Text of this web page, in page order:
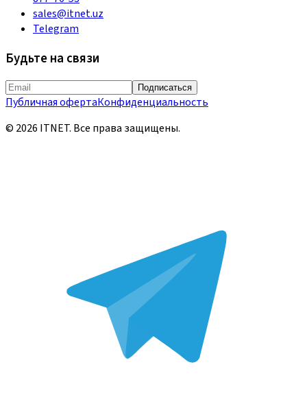
sales@itnet.uz
Telegram
Будьте на связи
Подписаться
Публичная офертаКонфиденциальность
© 2026 ITNET. Все права защищены.